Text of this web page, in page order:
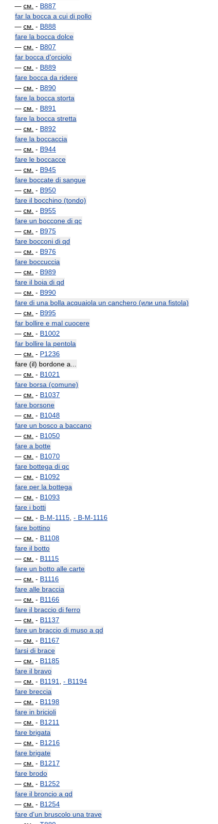
— см. - B887
far la bocca a cui di pollo
— см. - B888
fare la bocca dolce
— см. - B807
far bocca d'orciolo
— см. - B889
fare bocca da ridere
— см. - B890
fare la bocca storta
— см. - B891
fare la bocca stretta
— см. - B892
fare la boccaccia
— см. - B944
fare le boccacce
— см. - B945
fare boccate di sangue
— см. - B950
fare il bocchino (tondo)
— см. - B955
fare un boccone di qc
— см. - B975
fare bocconi di qd
— см. - B976
fare boccuccia
— см. - B989
fare il boia di qd
— см. - B990
fare di una bolla acquaiola un canchero (или una fistola)
— см. - B995
far bollire e mal cuocere
— см. - B1002
far bollire la pentola
— см. - P1236
fare (il) bordone a...
— см. - B1021
fare borsa (comune)
— см. - B1037
fare borsone
— см. - B1048
fare un bosco a baccano
— см. - B1050
fare a botte
— см. - B1070
fare bottega di qc
— см. - B1092
fare per la bottega
— см. - B1093
fare i botti
— см. - B-M-1115 - B-M-1116
fare bottino
— см. - B1108
fare il botto
— см. - B1115
fare un botto alle carte
— см. - B1116
fare alle braccia
— см. - B1166
fare il braccio di ferro
— см. - B1137
fare un braccio di muso a qd
— см. - B1167
farsi di brace
— см. - B1185
fare il bravo
— см. - B1191 - B1194
fare breccia
— см. - B1198
fare in bricioli
— см. - B1211
fare brigata
— см. - B1216
fare brigate
— см. - B1217
fare brodo
— см. - B1252
fare il broncio a qd
— см. - B1254
fare d'un bruscolo una trave